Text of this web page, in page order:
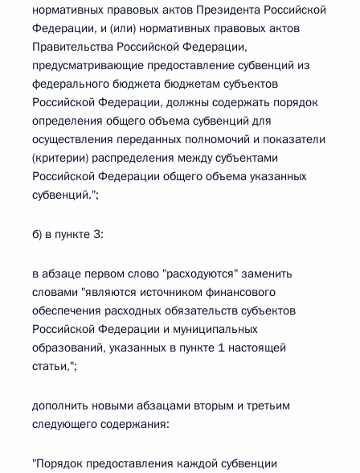
нормативных правовых актов Президента Российской
Федерации, и (или) нормативных правовых актов
Правительства Российской Федерации,
предусматривающие предоставление субвенций из
федерального бюджета бюджетам субъектов
Российской Федерации, должны содержать порядок
определения общего объема субвенций для
осуществления переданных полномочий и показатели
(критерии) распределения между субъектами
Российской Федерации общего объема указанных
субвенций.";
б) в пункте 3:
в абзаце первом слово "расходуются" заменить
словами "являются источником финансового
обеспечения расходных обязательств субъектов
Российской Федерации и муниципальных
образований, указанных в пункте 1 настоящей
статьи,";
дополнить новыми абзацами вторым и третьим
следующего содержания:
"Порядок предоставления каждой субвенции